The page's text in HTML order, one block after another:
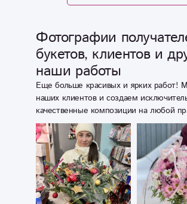
Фотографии
букетов, клиентов и
наши работы
Еще больше красивых и ярких работ!
наших клиентов и создаем
качественные композиции на любой